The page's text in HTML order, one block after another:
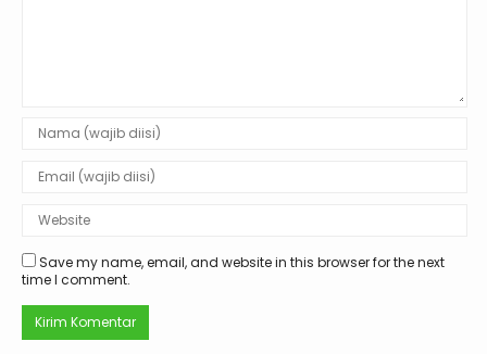
Save my name, email, and website in this browser for the next
time I comment.